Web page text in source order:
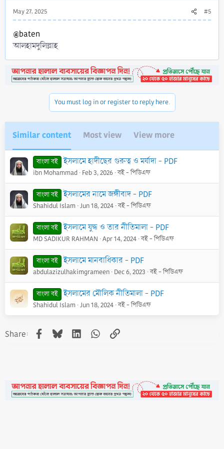
May 27, 2025 #5
@baten
আলহামদুলিল্লাহ
You must log in or register to reply here.
Similar content Most view View more
বাংলা বই ইসলামে হাদীছের গুরুত্ব ও মর্যাদা - PDF
ibn Mohammad Feb 3, 2026 বই - পিডিএফ
বাংলা বই ইসলামের নামে জঙ্গীবাদ - PDF
Shahidul Islam Jun 18, 2024 বই - পিডিএফ
বাংলা বই ইসলামে যুদ্ধ ও তার নীতিমালা - PDF
MD SADIKUR RAHMAN Apr 14, 2024 বই - পিডিএফ
বাংলা বই ইসলামে মানবাধিকার - PDF
abdulazizulhakimgrameen Dec 6, 2023 বই - পিডিএফ
বাংলা বই ইসলামের মৌলিক নীতিমালা - PDF
Shahidul Islam Jun 18, 2024 বই - পিডিএফ
Share: Facebook
BlueskyLinkedInWhatsApp
Link